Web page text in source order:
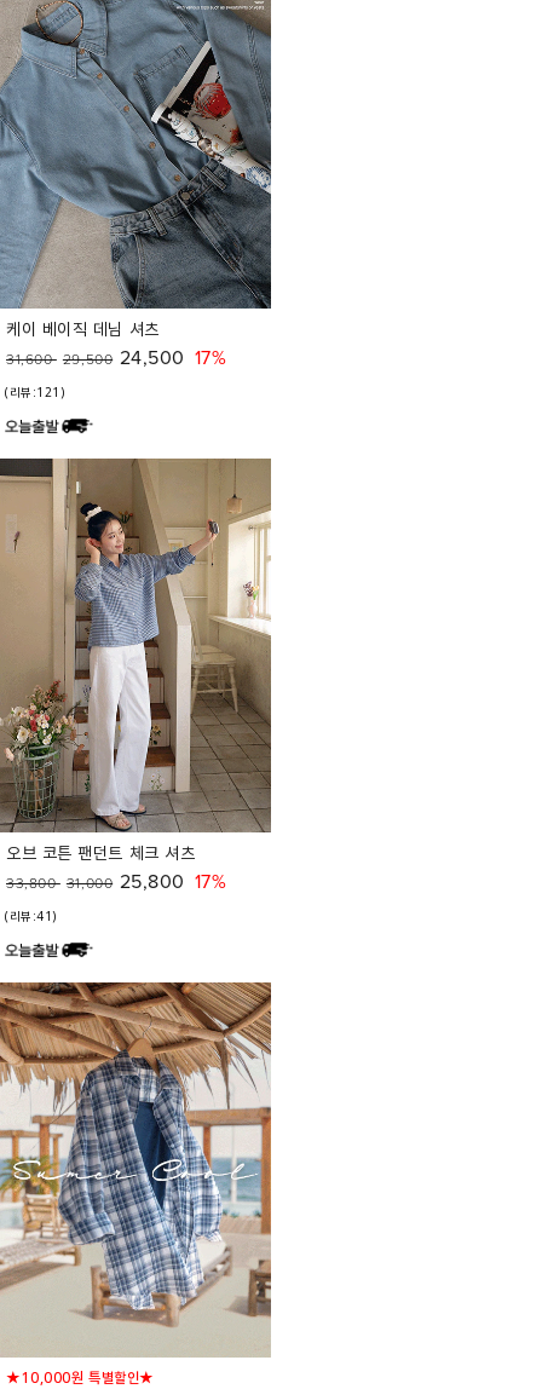
케이 베이직 데님 셔츠
31,600 29,500 24,500 17%
(리뷰:121)
오브 코튼 팬던트 체크 셔츠
33,800 31,000 25,800 17%
(리뷰:41)
★10,000원 특별할인★